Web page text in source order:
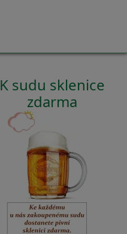
K sudu sklenice
zdarma